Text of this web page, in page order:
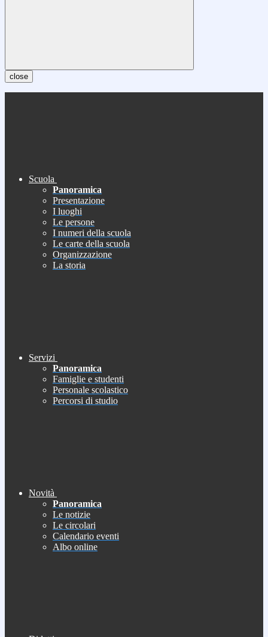
close
Scuola
Panoramica
Presentazione
I luoghi
Le persone
I numeri della scuola
Le carte della scuola
Organizzazione
La storia
Servizi
Panoramica
Famiglie e studenti
Personale scolastico
Percorsi di studio
Novità
Panoramica
Le notizie
Le circolari
Calendario eventi
Albo online